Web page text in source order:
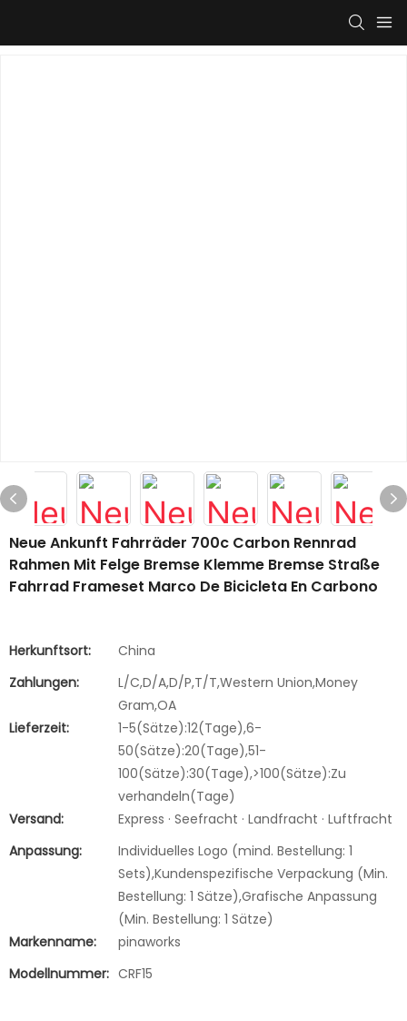
Neue Ankunft Fahrräder 700c Carbon Rennrad
Rahmen Mit Felge Bremse Klemme Bremse Straße
Fahrrad Frameset Marco De Bicicleta En Carbono
Herkunftsort:
China
Zahlungen:
L/C,D/A,D/P,T/T,Western Union,Money
Gram,OA
Lieferzeit:
1-5(Sätze):12(Tage),6-
50(Sätze):20(Tage),51-
100(Sätze):30(Tage),>100(Sätze):Zu
verhandeln(Tage)
Versand:
Express · Seefracht · Landfracht · Luftfracht
Anpassung:
Individuelles Logo (mind. Bestellung: 1
Sets),Kundenspezifische Verpackung (Min.
Bestellung: 1 Sätze),Grafische Anpassung
(Min. Bestellung: 1 Sätze)
Markenname:
pinaworks
Modellnummer: CRF15